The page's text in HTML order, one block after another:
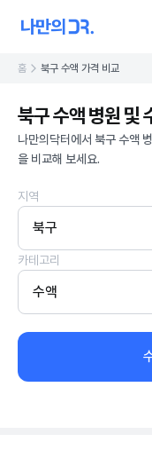
홈 북구 수액 가격 비교
북구 수액 병원
나만의닥터에서 북구 수액
을 비교해 보세요.
지역
북구
카테고리
수액